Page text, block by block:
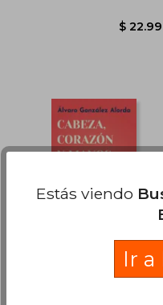
CABEZA, CORAZON Y
Estás viendo
Ir a